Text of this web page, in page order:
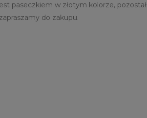
paseczkiem w złotym kolorze,
do zakupu.